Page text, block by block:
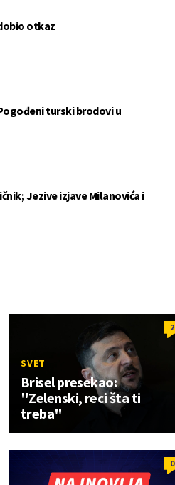
otkaz
turski brodovi u
Jezive izjave Milanovića i
2
SVET
Brisel presekao:
"Zelenski, reci šta ti
treba"
0